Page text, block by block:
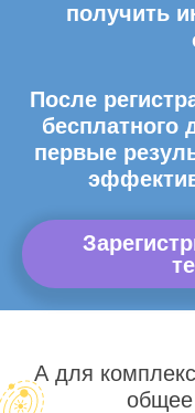
получить
После
бесплатного
первые
А для
общее